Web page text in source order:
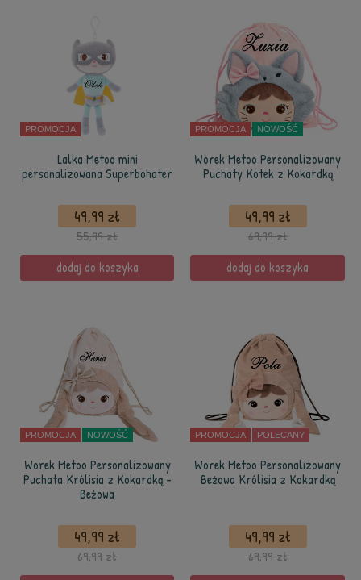
PROMOCJA
Lalka Metoo mini
personalizowana Superbohater
49,99 zł
55,99 zł
dodaj do koszyka
PROMOCJA NOWOŚĆ
Worek Metoo Personalizowany
Puchaty Kotek z Kokardką
49,99 zł
69,99 zł
dodaj do koszyka
PROMOCJA NOWOŚĆ
Worek Metoo Personalizowany
Puchata Królisia z Kokardką -
Beżowa
49,99 zł
69,99 zł
PROMOCJA POLECANY
Worek Metoo Personalizowany
Beżowa Królisia z Kokardką
49,99 zł
69,99 zł